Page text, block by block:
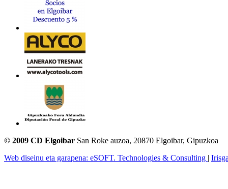
© 2009 CD Elgoibar San Roke auzoa, 20870 Elgoibar, Gipuzkoa
Web diseinu eta garapena: eSOFT. Technologies & Consulting |